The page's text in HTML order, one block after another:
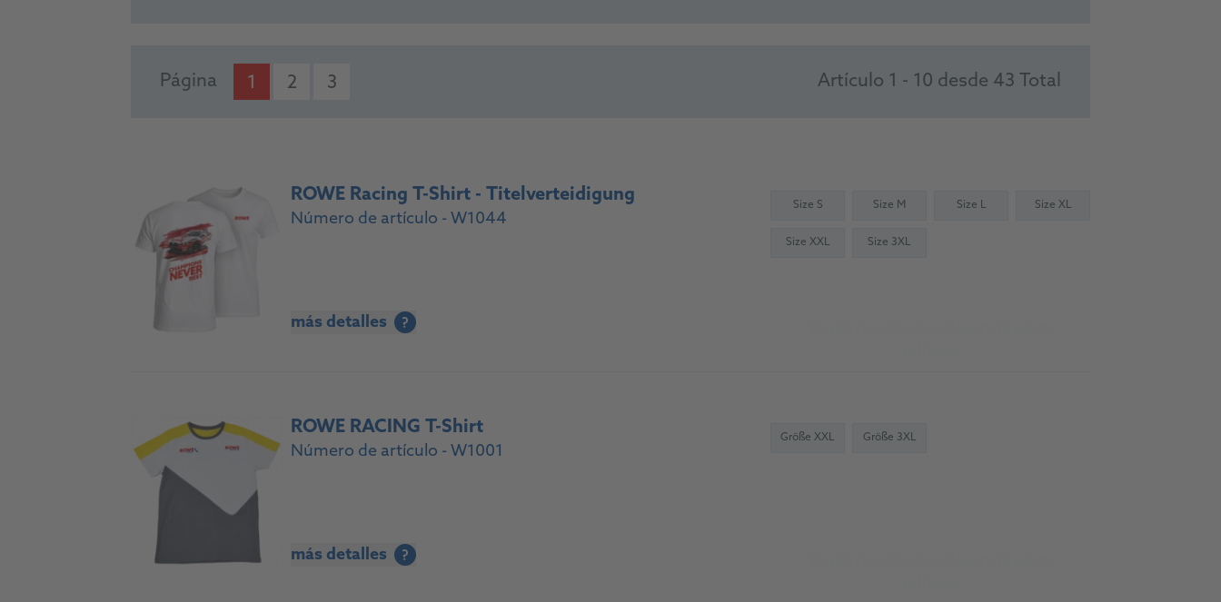
PRODUCTS
Página 1 2 3 Artículo 1 - 10 desde 43 Total
ROWE Racing T-Shirt - Titelverteidigung
Número de artículo - W1044
más detalles ?
Size S Size M Size L Size XL
Size XXL Size 3XL
ROWE RACING T-Shirt
Número de artículo - W1001
más detalles ?
Größe XXL Größe 3XL